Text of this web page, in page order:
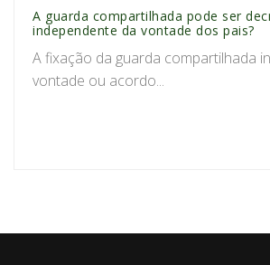
A guarda compartilhada pode ser
independente da vontade dos pais?
A fixação da guarda compartilhada
vontade ou acordo...